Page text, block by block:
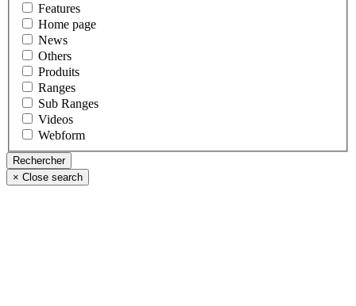
Features
Home page
News
Others
Produits
Ranges
Sub Ranges
Videos
Webform
× Close search